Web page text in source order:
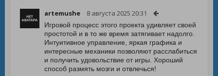
artemushe 8 августа 2025 20:31
Игровой процесс этого проекта удивляет своей
простотой и в то же время затягивает надолго.
Интуитивное управление, яркая графика и
интересные механики позволяют расслабиться
и получить удовольствие от игры. Хороший
способ размять мозги и отвлечься!